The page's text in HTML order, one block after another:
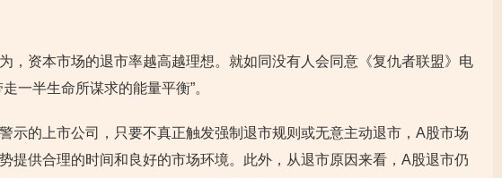
，资本市场的退市率越高越理想。就如同没有人会同意《复仇者联盟》电
一半生命所谋求的能量平衡”。
示的上市公司，只要不真正触发强制退市规则或无意主动退市，A股市场
提供合理的时间和良好的市场环境。此外，从退市原因来看，A股退市仍